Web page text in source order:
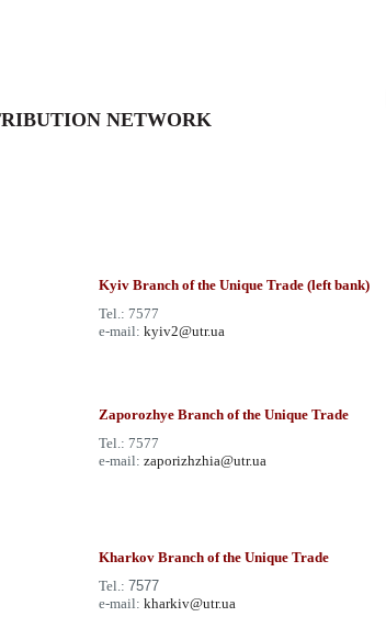
NETWORK
Kyiv Branch of the Unique Trade (left bank)
Tel.: 7577
e-mail: kyiv2@utr.ua
Zaporozhye Branch of the Unique Trade
Tel.: 7577
e-mail: zaporizhzhia@utr.ua
Kharkov Branch of the Unique Trade
Tel.: 7577
e-mail: kharkiv@utr.ua